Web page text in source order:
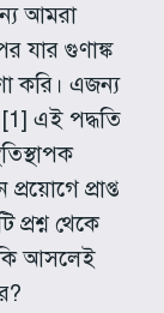
আমরা
যার গুণাঙ্ক
করি। এজন্য
এই পদ্ধতি
প্রাপ্ত
প্রশ্ন থেকে
আসলেই